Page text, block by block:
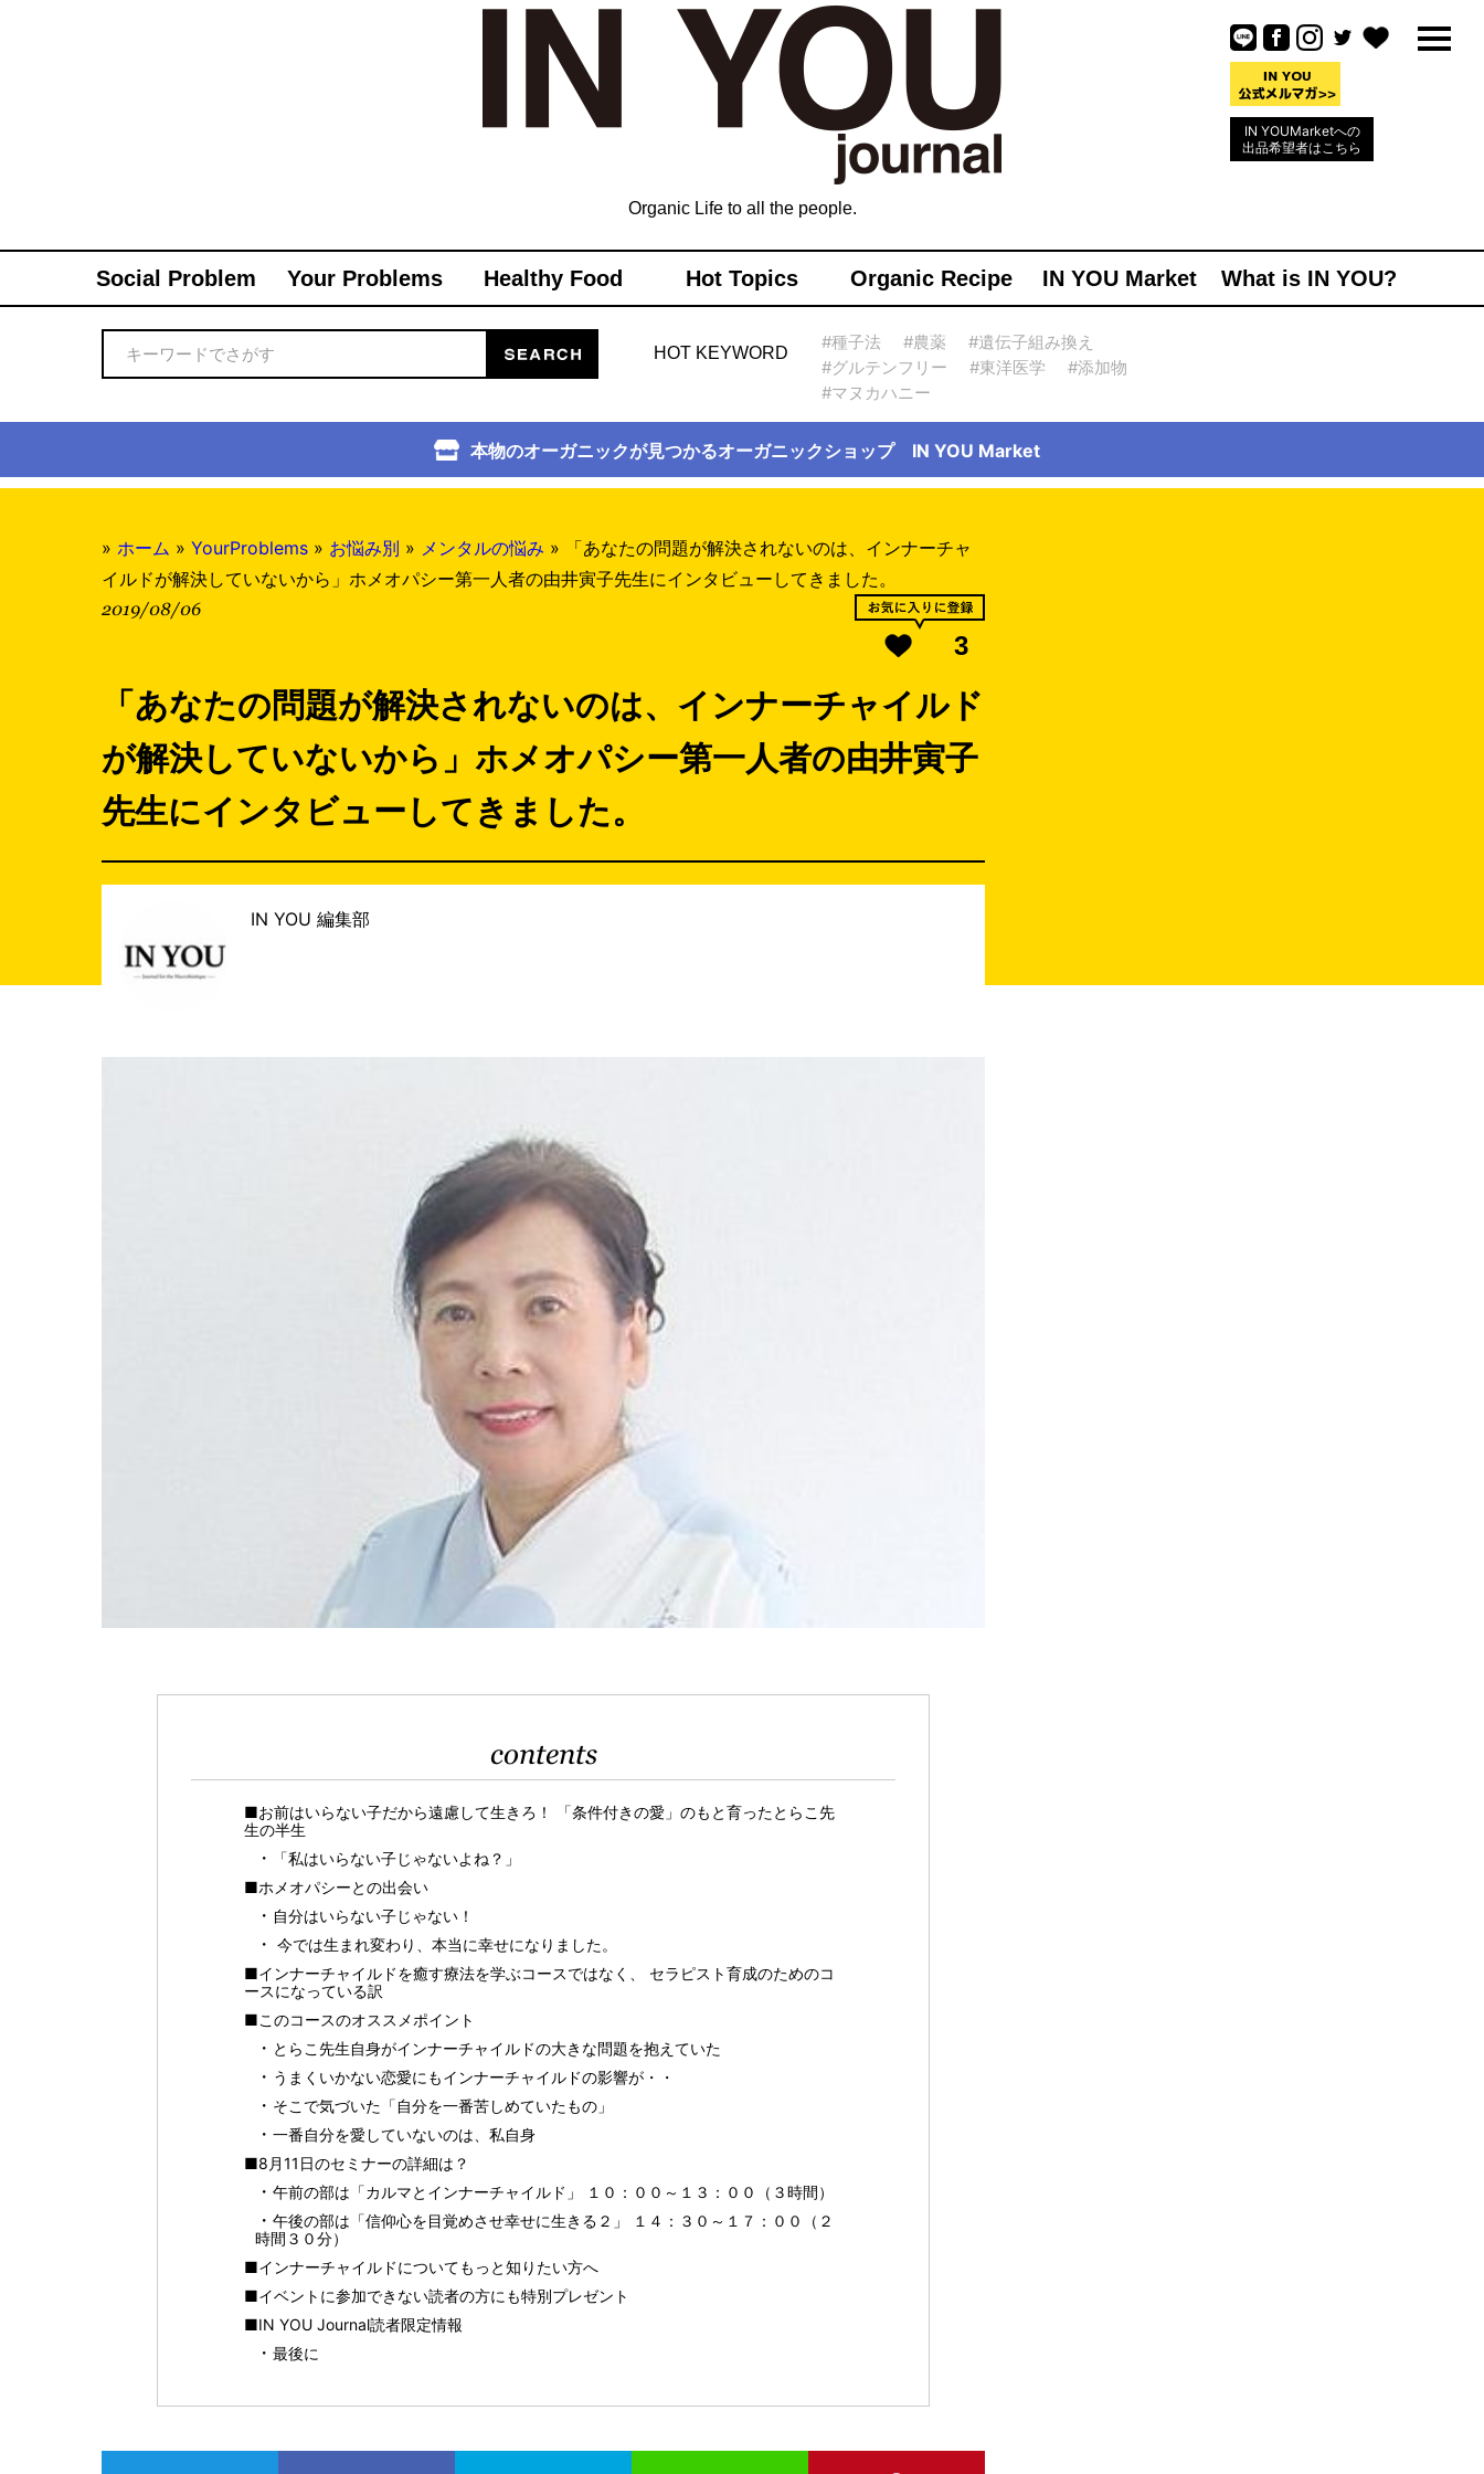
IN YOUMarketへの
出品希望者はこちら
Organic Life to all the people.
Social Problem Your Problems Healthy Food Hot Topics Organic Recipe IN YOU Market What is IN YOU?
HOT KEYWORD
#種子法 #農薬
#遺伝子組み換え
#グルテンフリー
#東洋医学
#添加物
#マヌカハニー
本物のオーガニックが見つかるオーガニックショップ IN YOU Market
» ホーム » YourProblems » お悩み別 » メンタルの悩み »
「あなたの問題が解決されないのは、インナーチャ
イルドが解決していないから」ホメオパシー第一人者の由井寅子先生にインタビューしてきました。
2019/08/06
3
「あなたの問題が解決されないのは、インナーチャイルド
が解決していないから」ホメオパシー第一人者の由井寅子
先生にインタビューしてきました。
IN YOU 編集部
contents
■お前はいらない子だから遠慮して生きろ！ 「条件付きの愛」のもと育ったとらこ先
生の半生
「私はいらない子じゃないよね？」
■ホメオパシーとの出会い
自分はいらない子じゃない！
今では生まれ変わり、本当に幸せになりました。
■インナーチャイルドを癒す療法を学ぶコースではなく、 セラピスト育成のためのコ
ースになっている訳
■このコースのオススメポイント
とらこ先生自身がインナーチャイルドの大きな問題を抱えていた
うまくいかない恋愛にもインナーチャイルドの影響が・・
そこで気づいた「自分を一番苦しめていたもの」
一番自分を愛していないのは、私自身
■8月11日のセミナーの詳細は？
午前の部は「カルマとインナーチャイルド」 １０：００～１３：００（３時間）
午後の部は「信仰心を目覚めさせ幸せに生きる２」 １４：３０～１７：００（２
時間３０分）
■インナーチャイルドについてもっと知りたい方へ
■イベントに参加できない読者の方にも特別プレゼント
■IN YOU Journal読者限定情報
最後に